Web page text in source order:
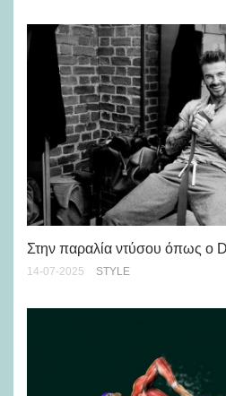
Στην παραλία ντύσου όπως ο
14-07-2025 STYLE